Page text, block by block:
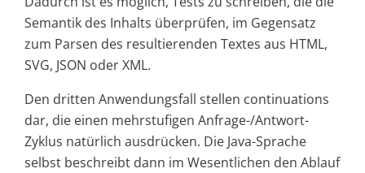
Semantik des Inhalts überprüfen, im Gegensatz
zum Parsen des resultierenden Textes aus HTML,
SVG, JSON oder XML.
Den dritten Anwendungsfall stellen continuations
dar, die einen mehrstufigen Anfrage-/Antwort-
Zyklus natürlich ausdrücken. Die Java-Sprache
selbst beschreibt dann im Wesentlichen den Ablauf